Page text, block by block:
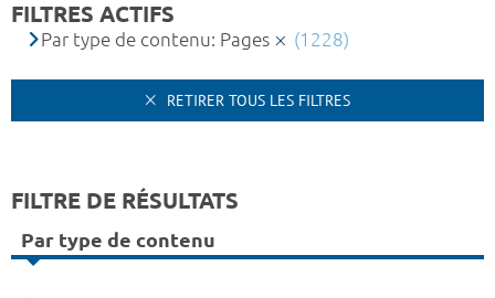
FILTRES ACTIFS
Par type de contenu: Pages (1228)
RETIRER TOUS LES FILTRES
FILTRE DE RÉSULTATS
Par type de contenu